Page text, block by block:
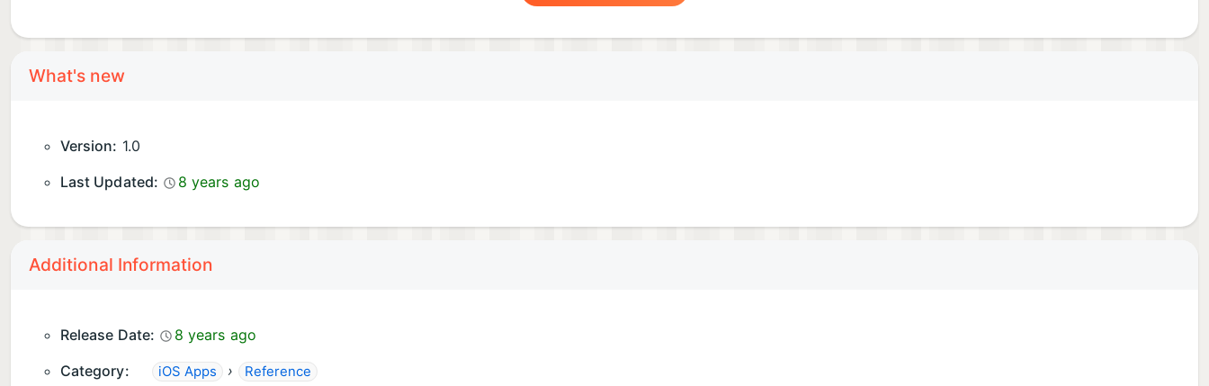
What's new
Version: 1.0
Last Updated:
8 years ago
Additional Information
Release Date:
8 years ago
Category:
iOS Apps › Reference